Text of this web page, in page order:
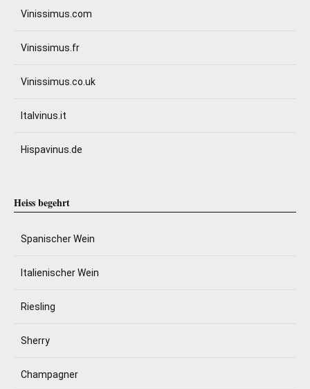
Vinissimus.com
Vinissimus.fr
Vinissimus.co.uk
Italvinus.it
Hispavinus.de
Heiss begehrt
Spanischer Wein
Italienischer Wein
Riesling
Sherry
Champagner